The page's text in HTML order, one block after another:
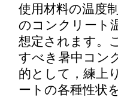
使用材料の温度
のコンクリート
想定されます。
すべき暑中コン
的として，練上
ートの各種性状